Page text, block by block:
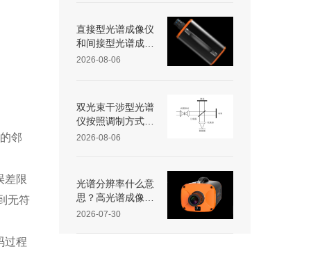
邻
差限
无符
过程
直接型光谱成像仪
和间接型光谱成像
仪区别
2026-08-06
双光束干涉型光谱
仪按照调制方式不
同可分为哪些类
2026-08-06
光谱分辨率什么意
思？高光谱成像仪
光谱分辨率范围多
2026-07-30